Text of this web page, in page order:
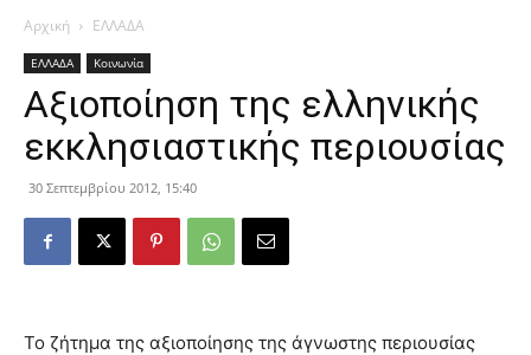
Αρχική ΕΛΛΑΔΑ
ΕΛΛΑΔΑ Κοινωνία
Αξιοποίηση της ελληνικής
εκκλησιαστικής περιουσίας
30 Σεπτεμβρίου 2012, 15:40
Το ζήτημα της αξιοποίησης της άγνωστης περιουσίας